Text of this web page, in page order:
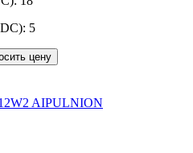
5
цену
AIPULNION